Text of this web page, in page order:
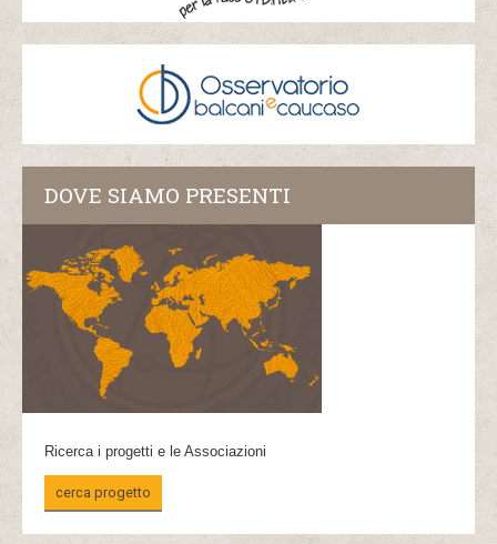
DOVE SIAMO PRESENTI
Ricerca i progetti e le Associazioni
cerca progetto